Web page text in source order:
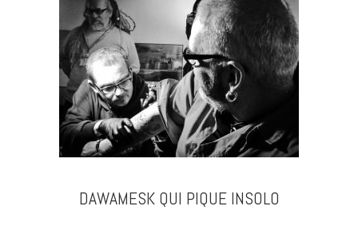
DAWAMESK QUI PIQUE INSOLO